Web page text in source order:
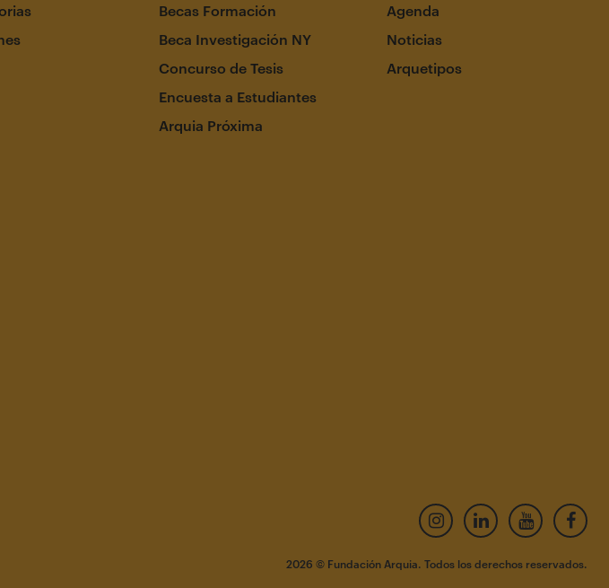
Becas Formación
Beca Investigación NY
Concurso de Tesis
Encuesta a Estudiantes
Arquia Próxima
Agenda
Noticias
Arquetipos
2026 © Fundación Arquia. Todos los derechos reservados.